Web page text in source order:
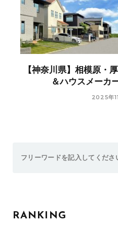
for:
RANKING
【神奈川県】相模原・
＆ハウスメーカ
2025年